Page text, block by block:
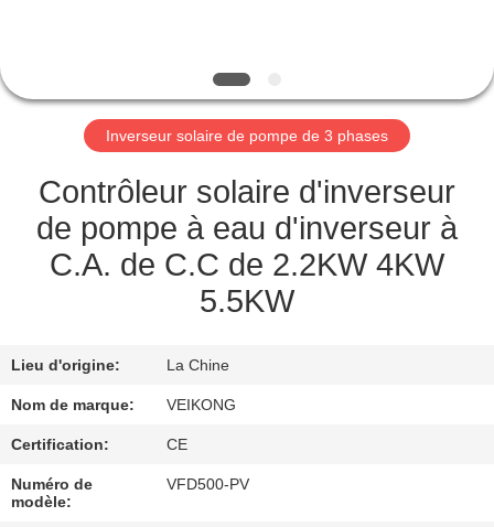
L'USINE
CONTRÔLE
DE
LA
QUALITÉ
CONTACTER
DEMANDEZ
UNE
CITATION
Inverseur solaire de pompe de 3 phases
Contrôleur solaire d'inverseur
de pompe à eau d'inverseur à
C.A. de C.C de 2.2KW 4KW
5.5KW
Lieu d'origine: La Chine
Nom de marque: VEIKONG
Certification: CE
Numéro de
modèle:
VFD500-PV